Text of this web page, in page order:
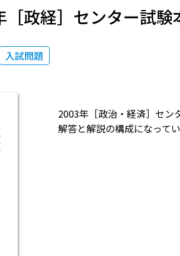
政経］センター試験
入試問題
2003年［政治・経済］セン
解答と解説の構成になってい